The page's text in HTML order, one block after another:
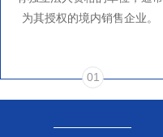
为其授权的境内销售企业。
01